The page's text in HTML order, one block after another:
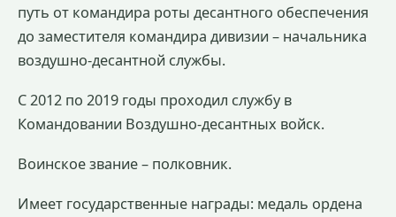
путь от командира роты десантного обеспечения
до заместителя командира дивизии – начальника
воздушно-десантной службы.
С 2012 по 2019 годы проходил службу в
Командовании Воздушно-десантных войск.
Воинское звание – полковник.
Имеет государственные награды: медаль ордена